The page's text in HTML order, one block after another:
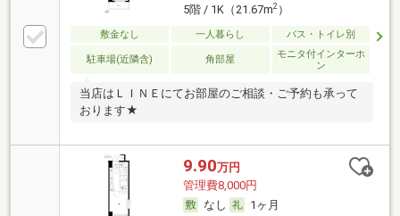
5階 / 1K（21.67m2）
敷金なし 一人暮らし バス・トイレ別
駐車場(近隣含) 角部屋
モニタ付インターホ
ン
当店はＬＩＮＥにてお部屋のご相談・ご予約も承って
おります★
9.90万円
管理費8,000円
なし
1ヶ月